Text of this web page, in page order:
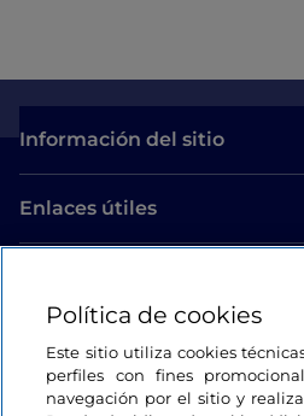
Información del sitio
Enlaces útiles
Estamos en contacto
Política de cookies
Este sitio utiliza cookies
perfiles con fines
navegación por el sitio y